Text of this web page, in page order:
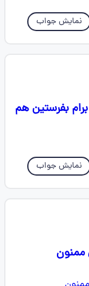
نمایش جواب
صفحه ۸۹ قران رو برام بفرستین هم
نمایش جواب
ممنون